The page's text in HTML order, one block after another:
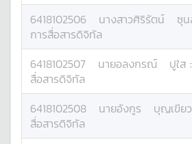
6418102506 นางสาวศิริรัตน์ ซุ
การสื่อสารดิจิทัล
6418102507 นายอลงกรณ์ ปูใส :
สื่อสารดิจิทัล
6418102508 นายอังกูร บุญเขียว
สื่อสารดิจิทัล